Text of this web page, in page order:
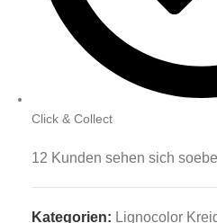
Click & Collect
12 Kunden sehen sich
Kategorien: Lignocolor